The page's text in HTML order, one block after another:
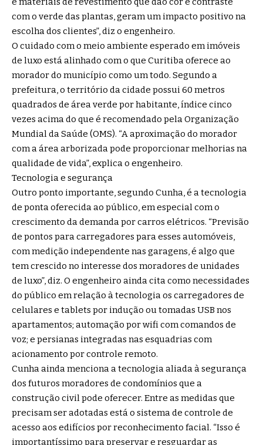
com o verde das plantas, geram um impacto positivo na
escolha dos clientes”, diz o engenheiro.
O cuidado com o meio ambiente esperado em imóveis
de luxo está alinhado com o que Curitiba oferece ao
morador do município como um todo. Segundo a
prefeitura, o território da cidade possui 60 metros
quadrados de área verde por habitante, índice cinco
vezes acima do que é recomendado pela Organização
Mundial da Saúde (OMS). “A aproximação do morador
com a área arborizada pode proporcionar melhorias na
qualidade de vida”, explica o engenheiro.
Tecnologia e segurança
Outro ponto importante, segundo Cunha, é a tecnologia
de ponta oferecida ao público, em especial com o
crescimento da demanda por carros elétricos. “Previsão
de pontos para carregadores para esses automóveis,
com medição independente nas garagens, é algo que
tem crescido no interesse dos moradores de unidades
de luxo”, diz. O engenheiro ainda cita como necessidades
do público em relação à tecnologia os carregadores de
celulares e tablets por indução ou tomadas USB nos
apartamentos; automação por wifi com comandos de
voz; e persianas integradas nas esquadrias com
acionamento por controle remoto.
Cunha ainda menciona a tecnologia aliada à segurança
dos futuros moradores de condomínios que a
construção civil pode oferecer. Entre as medidas que
precisam ser adotadas está o sistema de controle de
acesso aos edifícios por reconhecimento facial. “Isso é
importantíssimo para preservar e resguardar as